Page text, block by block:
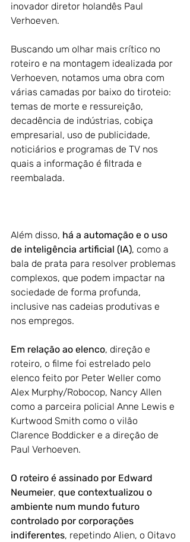
inovador diretor holandês Paul
Verhoeven.
Buscando um olhar mais crítico no
roteiro e na montagem idealizada por
Verhoeven, notamos uma obra com
várias camadas por baixo do tiroteio:
temas de morte e ressureição,
decadência de indústrias, cobiça
empresarial, uso de publicidade,
noticiários e programas de TV nos
quais a informação é filtrada e
reembalada.
Além disso, há a automação e o uso
de inteligência artificial (IA), como a
bala de prata para resolver problemas
complexos, que podem impactar na
sociedade de forma profunda,
inclusive nas cadeias produtivas e
nos empregos.
Em relação ao elenco, direção e
roteiro, o filme foi estrelado pelo
elenco feito por Peter Weller como
Alex Murphy/Robocop, Nancy Allen
como a parceira policial Anne Lewis e
Kurtwood Smith como o vilão
Clarence Boddicker e a direção de
Paul Verhoeven.
O roteiro é assinado por Edward
Neumeier, que contextualizou o
ambiente num mundo futuro
controlado por corporações
indiferentes, repetindo Alien, o Oitavo